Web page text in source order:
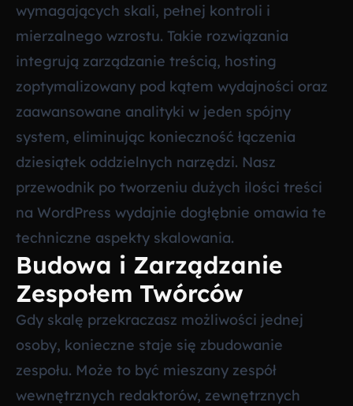
wymagających skali, pełnej kontroli i
mierzalnego wzrostu. Takie rozwiązania
integrują zarządzanie treścią, hosting
zoptymalizowany pod kątem wydajności oraz
zaawansowane analityki w jeden spójny
system, eliminując konieczność łączenia
dziesiątek oddzielnych narzędzi. Nasz
przewodnik po tworzeniu dużych ilości treści
na WordPress wydajnie dogłębnie omawia te
techniczne aspekty skalowania.
Budowa i Zarządzanie
Zespołem Twórców
Gdy skalę przekraczasz możliwości jednej
osoby, konieczne staje się zbudowanie
zespołu. Może to być mieszany zespół
wewnętrznych redaktorów, zewnętrznych